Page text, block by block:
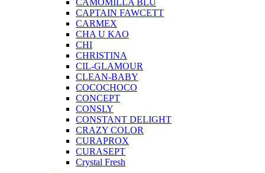
CAMOMILLA BLU
CAPTAIN FAWCETT
CARMEX
CHA U KAO
CHI
CHRISTINA
CIL-GLAMOUR
CLEAN-BABY
COCOCHOCO
CONCEPT
CONSLY
CONSTANT DELIGHT
CRAZY COLOR
CURAPROX
CURASEPT
Crystal Fresh